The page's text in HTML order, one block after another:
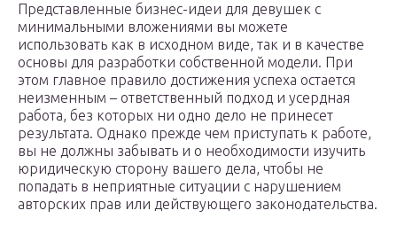
Представленные бизнес-идеи для девушек с
минимальными вложениями вы можете
использовать как в исходном виде, так и в качестве
основы для разработки собственной модели. При
этом главное правило достижения успеха остается
неизменным – ответственный подход и усердная
работа, без которых ни одно дело не принесет
результата. Однако прежде чем приступать к работе,
вы не должны забывать и о необходимости изучить
юридическую сторону вашего дела, чтобы не
попадать в неприятные ситуации с нарушением
авторских прав или действующего законодательства.